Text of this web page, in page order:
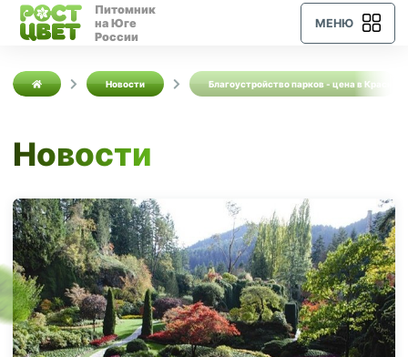
Питомник
на Юге
России
МЕНЮ
Новости Благоустройство парков - цена в
Новости